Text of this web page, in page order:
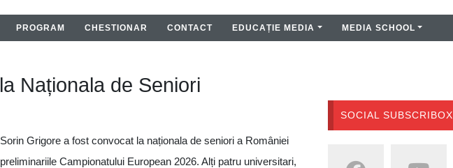
PROGRAM CHESTIONAR CONTACT EDUCAȚIE MEDIA MEDIA SCHOOL
Naționala de Seniori
Grigore a fost convocat la naționala de seniori a României
Campionatului European 2026. Alți patru universitari,
SOCIAL SUBSCRIBOX